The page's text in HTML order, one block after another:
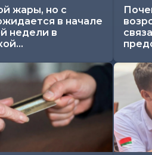
жары, но с
в начале
недели в